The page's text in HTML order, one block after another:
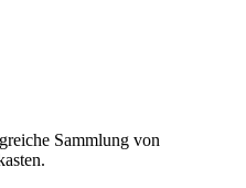
Sammlung von